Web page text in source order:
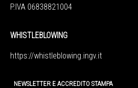
P.IVA 06838821004
WHISTLEBLOWING
https://whistleblowing.ingv. it
NEWSLETTER E ACCREDITO STAMPA